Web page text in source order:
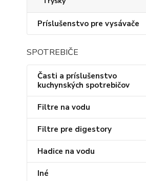
Príslušenstvo pre vysávače
SPOTREBIČE
Časti a príslušenstvo
kuchynských spotrebičov
Filtre na vodu
Filtre pre digestory
Hadice na vodu
Iné